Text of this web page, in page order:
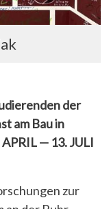
der
am Bau in
— 13. JULI
zur